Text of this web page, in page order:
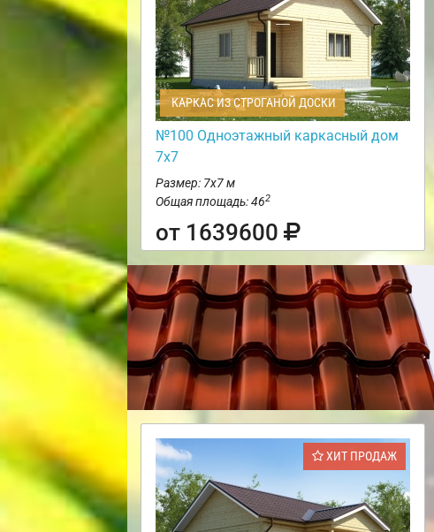
КАРКАС ИЗ СТРОГАНОЙ ДОСКИ
№100 Одноэтажный каркасный дом
7х7
Размер: 7х7 м
Общая площадь: 462
от 1639600
ХИТ ПРОДАЖ